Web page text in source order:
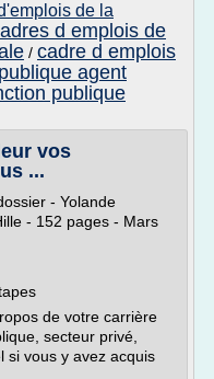
de la
d emplois de
/ cadre d emplois
agent
publique
vos
...
- Yolande
- 152 pages - Mars
de votre carrière
secteur privé,
si vous y avez acquis